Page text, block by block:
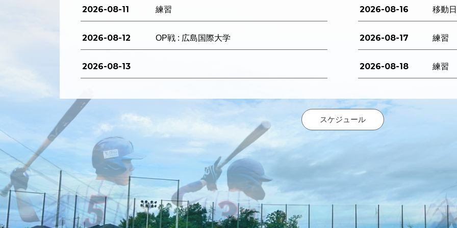
2026-08-11 練習
2026-08-12 OP戦 : 広島国際大学
2026-08-13
2026-08-16 移動日
2026-08-17 練習
2026-08-18 練習
スケジュール